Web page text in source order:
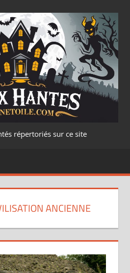
LIEUX
–
répertoriés sur ce site
ANCIENNE